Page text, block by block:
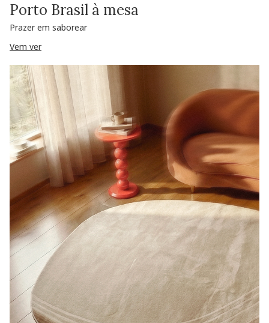
Porto Brasil à mesa
Prazer em saborear
Vem ver